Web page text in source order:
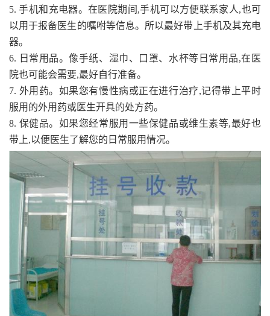
5. 手机和充电器。在医院期间,手机可以方便联系家人,也可
以用于报备医生的嘱咐等信息。所以最好带上手机及其充电
器。
6. 日常用品。像手纸、湿巾、口罩、水杯等日常用品,在医
院也可能会需要,最好自行准备。
7. 外用药。如果您有慢性病或正在进行治疗,记得带上平时
服用的外用药或医生开具的处方药。
8. 保健品。如果您经常服用一些保健品或维生素等,最好也
带上,以便医生了解您的日常服用情况。